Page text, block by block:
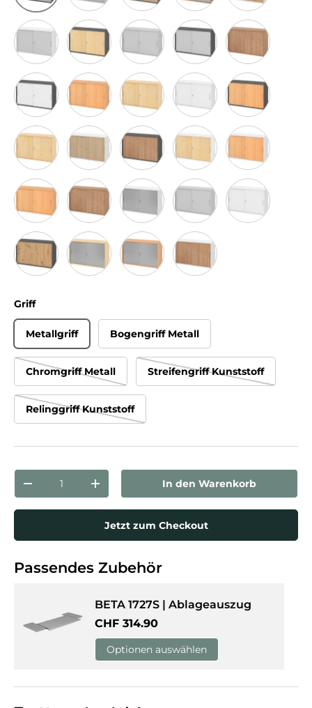
Graphit/SilberGrau/SilberGraphit/EicheNussbaum/SilberWeiß/Asteiche
Weiß/Grau Graphit/Ahorn
Grau Graphit/GrauNussbaum
Graphit/Weiß
Buche Ahorn Weiß/WeißGraphit/Buche
Ahorn/AhornWeiß/EicheGraphit/Nussbaum
Weiß/AhornWeiß/Buche
Buche/BucheNussbaum/Nussbaum
Weiß/SilberGrau/Grau
Griff
Metallgriff Bogengriff Metall
Chromgriff Metall Streifengriff Kunststoff
Relinggriff Kunststoff
Menge verringernMenge erhöhenIn den Warenkorb
Jetzt zum Checkout
Passendes Zubehör
BETA 1727S | Ablageauszug
Normaler Preis
CHF 314.90
Optionen auswählen